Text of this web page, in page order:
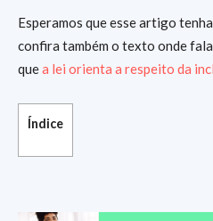
Esperamos que esse artigo
confira também o texto onde
quea lei orienta a respeito da
Índice